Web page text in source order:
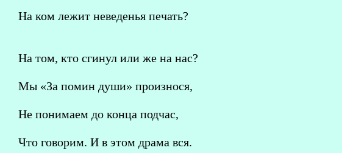
На ком лежит неведенья печать?
На том, кто сгинул или же на нас?
Мы «За помин души» произнося,
Не понимаем до конца подчас,
Что говорим. И в этом драма вся.